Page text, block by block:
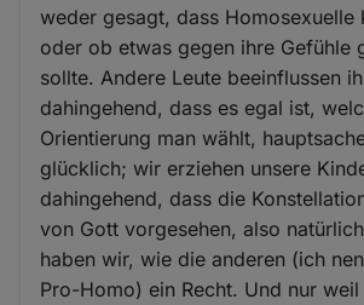
weder gesagt, dass Homosexuelle
oder ob etwas gegen ihre Gefühle
sollte. Andere Leute beeinflussen
dahingehend, dass es egal ist,
Orientierung man wählt,
glücklich; wir erziehen unsere
dahingehend, dass die
von Gott vorgesehen, also
haben wir, wie die anderen (ich
Pro-Homo) ein Recht. Und nur